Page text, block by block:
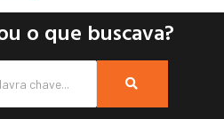
o que buscava?